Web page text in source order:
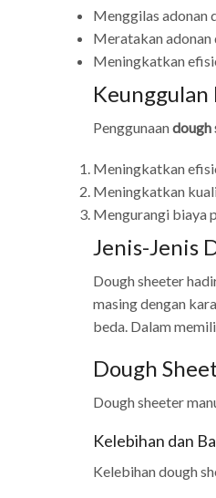
Menggilas adonan
Meratakan adonan
Meningkatkan
Penggunaandough
Meningkatkan
Meningkatkan
Mengurangi biaya
Jenis-Jenis
Dough sheeter
masing dengan
beda. Dalam
Dough
Dough sheeter
Kelebihan dan
Kelebihan dough